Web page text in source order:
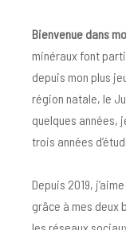
Bienvenue dans
minéraux font
depuis mon plus
région natale, le
quelques années,
trois années
Depuis 2019,
grâce à mes deux